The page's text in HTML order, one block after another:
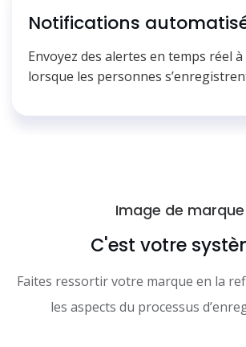
Notifications
Envoyez des alertes en temps réel
lorsque les personnes
Image de marque
C'est votre
Faites ressortir votre marque en la
les aspects du processus